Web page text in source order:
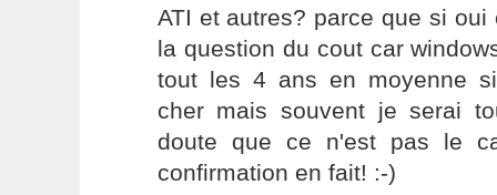
ATI et autres? parce que si
la question du cout car
tout les 4 ans en moyenne
cher mais souvent je serai
doute que ce n'est pas le
confirmation en fait! :-)